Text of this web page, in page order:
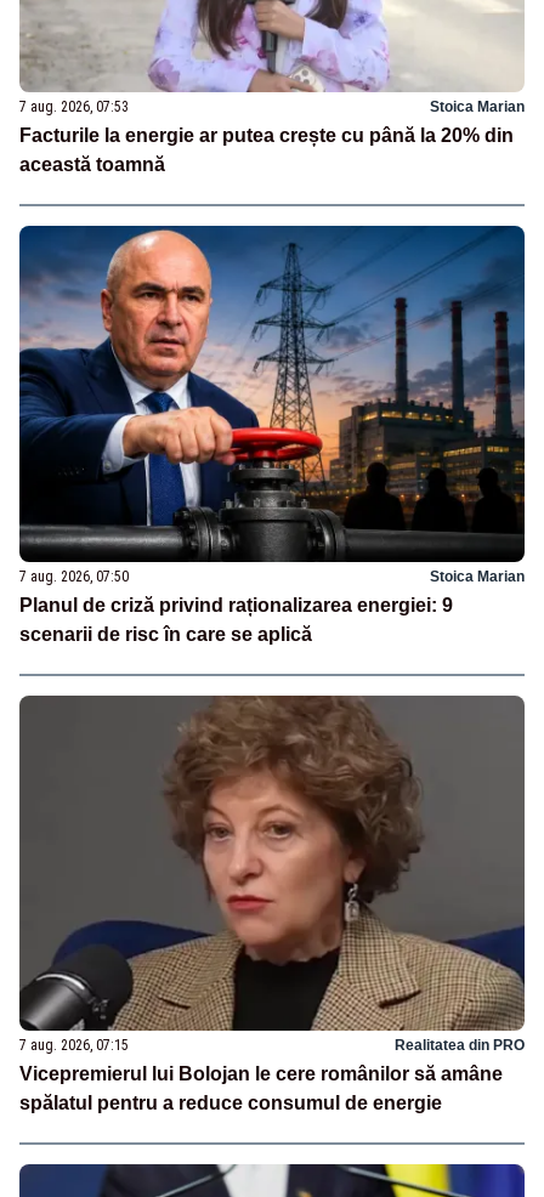
7 aug. 2026, 07:53 Stoica Marian
Facturile la energie ar putea crește cu până la 20% din
această toamnă
7 aug. 2026, 07:50 Stoica Marian
Planul de criză privind raționalizarea energiei: 9
scenarii de risc în care se aplică
7 aug. 2026, 07:15 Realitatea din PRO
Vicepremierul lui Bolojan le cere românilor să amâne
spălatul pentru a reduce consumul de energie